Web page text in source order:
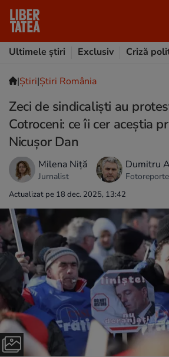
Ultimele știri
Exclusiv Criză
|Ştiri|Știri România
Zeci de sindicaliști au
Cotroceni: ce îi cer aceștia
Nicușor Dan
Milena Niță
Jurnalist
Dumitru
Actualizat pe 18 dec. 2025, 13:42